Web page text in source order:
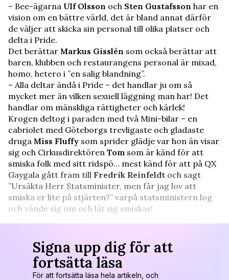
– Bee-ägarna Ulf Olsson och Sten Gustafsson har en
vision om en bättre värld, det är bland annat därför
de väljer att skicka sin personal till olika platser och
delta i Pride.
Det berättar Markus Gisslén som också berättar att
baren, klubben och restaurangens personal är mixad,
homo, hetero i ”en salig blandning”.
– Alla deltar ändå i Pride – det handlar ju om så
mycket mer än vilken sexuell läggning man har! Det
handlar om mänskliga rättigheter och kärlek!
Krogen deltog i paraden med två Mini-bilar – en
cabriolet med Göteborgs trevligaste och gladaste
druga Miss Fluffy som sprider glädje var hon än visar
sig och Cirkusdirektören Tom som är känd för att
smiska folk med sitt ridspö… mest känd för att på QX
Gaygala gått fram till Fredrik Reinfeldt och sagt
”Ursäkta Herr Statsminister, men får jag lov att
smiska er lite på stjärten?” varpå statsministern log
och vände sig om och lät sig smiskas!
Signa upp dig för att
fortsätta läsa
För att fortsätta läsa hela artikeln, och